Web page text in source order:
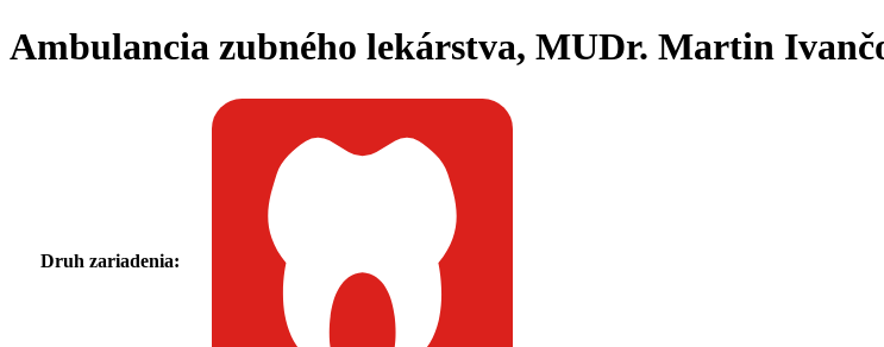
Ambulancia zubného lekárstva, MUDr. Martin
Druh zariadenia: